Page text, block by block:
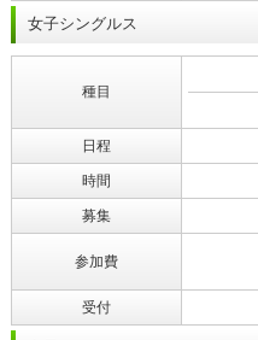
女子シングルス
種目
日程
時間
募集
参加費
受付